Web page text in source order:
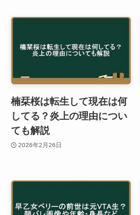
楠栞桜は転生して現在は何
してる？炎上の理由につい
ても解説
2026年2月26日